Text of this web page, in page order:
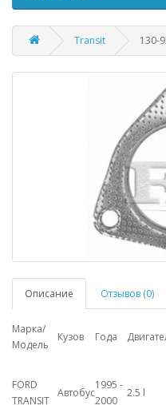
Transit 130-
Описание Отзывов (0)
Марка/
Модель
Кузов Года
FORD
TRANSIT
Автобус
1995 -
2000
2.5 l